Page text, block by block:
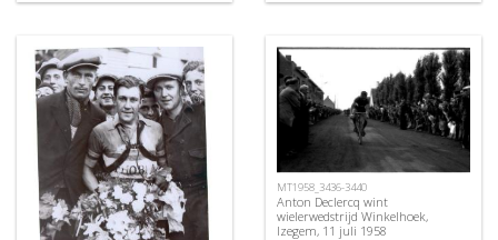
MT1958_3436-3440
Anton Declercq wint
wielerwedstrijd Winkelhoek,
Izegem, 11 juli 1958